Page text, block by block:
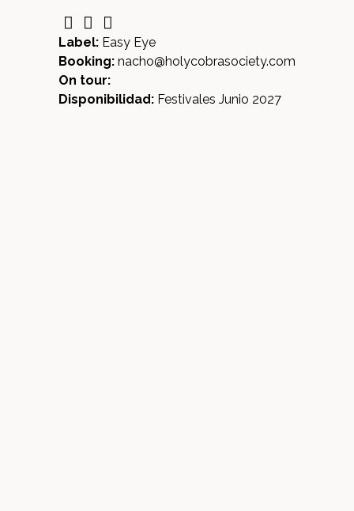
Label: Easy Eye
Booking: nacho@holycobrasociety.com
On tour:
Disponibilidad: Festivales Junio 2027